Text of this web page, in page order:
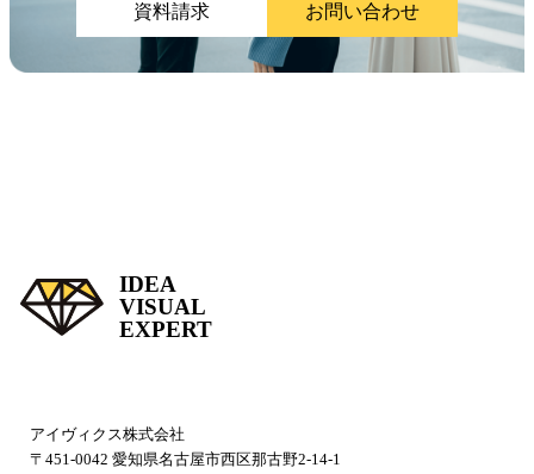
資料請求 お問い合わせ
IDEA
VISUAL
EXPERT
アイヴィクス株式会社
〒451-0042 愛知県名古屋市西区那古野2-14-1